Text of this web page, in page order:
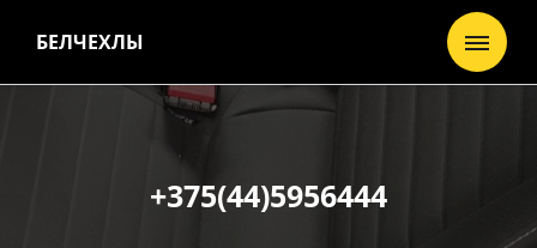
БЕЛЧЕХЛЫ
+375(44)5956444